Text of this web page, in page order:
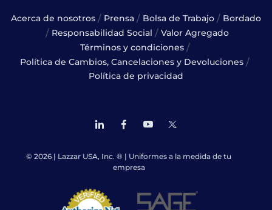
Acerca de nosotros / Prensa / Bolsa de Trabajo / Bordado
/ Responsabilidad Social / Valor Agregado
Términos y condiciones /
Política de Cambios, Cancelaciones y Devoluciones /
Política de privacidad
© 2026 | Lazzar USA, Inc. ® | Uniformes a la medida de tu
empresa